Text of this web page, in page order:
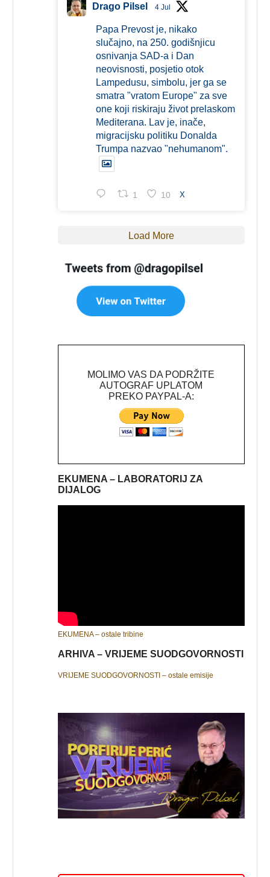
Drago Pilsel 4 Jul
Papa Prevost je, nikako
slučajno, na 250. godišnjicu
osnivanja SAD-a i Dan
neovisnosti, posjetio otok
Lampedusu, simbolu, jer ga se
smatra "vratom Europe" za sve
one koji riskiraju život prelaskom
Mediterana. Lav je, inače,
migracijsku politiku Donalda
Trumpa nazvao "nehumanom".
1 10 X
Load More
MOLIMO VAS DA PODRŽITE
AUTOGRAF UPLATOM
PREKO PAYPAL-A:
EKUMENA – LABORATORIJ ZA
DIJALOG
EKUMENA – ostale tribine
ARHIVA – VRIJEME SUODGOVORNOSTI
VRIJEME SUODGOVORNOSTI – ostale emisije